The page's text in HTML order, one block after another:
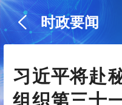
时政要闻
习近平将赴
组织第三十